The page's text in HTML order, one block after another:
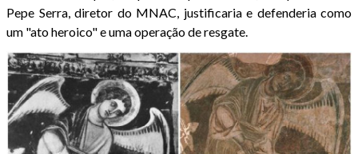
Pepe Serra, diretor do MNAC, justificaria e defenderia como
um "ato heroico" e uma operação de resgate.